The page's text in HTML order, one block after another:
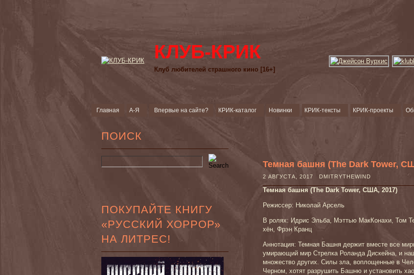
КЛУБ-КРИК
Клуб любителей страшного кино [16+]
Главная А-Я Впервые на сайте? КРИК-каталог Новинки КРИК-тексты КРИК-проекты
ПОИСК
ПОКУПАЙТЕ КНИГУ
«РУССКИЙ ХОРРОР»
НА ЛИТРЕС!
Темная башня (The Dark Tower,
2 АВГУСТА, 2017 DMITRYTHEWIND
Темная башня (The Dark Tower, США, 2017)
Режиссер: Николай Арсель
В ролях: Идрис Эльба, Мэттью МакКонахи, Том
хён, Фрэн Кранц
Аннотация: Темная Башня держит вместе все
умирающий мир Стрелка Роланда Дискейна, и
множество других. Силы зла, воплощенные в
Черном, хотят разрушить Башню и установить